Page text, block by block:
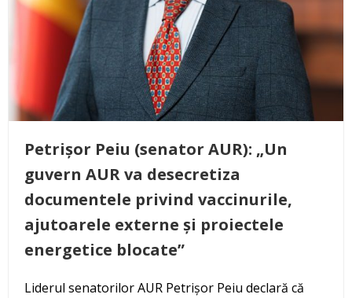
Petrișor Peiu (senator AUR): „Un
guvern AUR va desecretiza
documentele privind vaccinurile,
ajutoarele externe și proiectele
energetice blocate”
Liderul senatorilor AUR Petrișor Peiu declară că